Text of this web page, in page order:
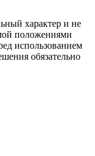
характер и не
положениями
использованием
обязательно